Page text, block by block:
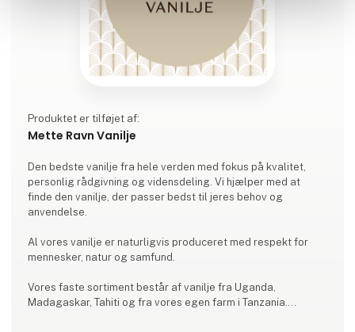
Produktet er tilføjet af:
Mette Ravn Vanilje
Den bedste vanilje fra hele verden med fokus på kvalitet,
personlig rådgivning og vidensdeling. Vi hjælper med at
finde den vanilje, der passer bedst til jeres behov og
anvendelse.
Al vores vanilje er naturligvis produceret med respekt for
mennesker, natur og samfund.
Vores faste sortiment består af vanilje fra Uganda,
Madagaskar, Tahiti og fra vores egen farm i Tanzania.